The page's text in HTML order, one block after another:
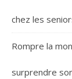
chez les
Rompre la
surprendre